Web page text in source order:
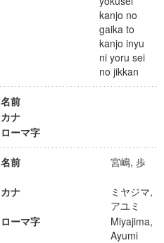
kanjo no
gaika to
kanjo inyu
ni yoru sei
no jikkan
名前
カナ
ローマ字
名前 宮嶋, 歩
カナ
ミヤジマ,
アユミ
ローマ字
Miyajima,
Ayumi